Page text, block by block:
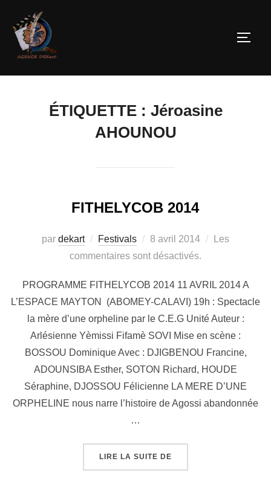
ÉTIQUETTE : Jéroasine
AHOUNOU
FITHELYCOB 2014
par dekart Festivals 8 avril 2014
Les
commentaires sont désactivés.
PROGRAMME FITHELYCOB 2014 11 AVRIL 2014 A
L’ESPACE MAYTON (ABOMEY-CALAVI) 19h : Spectacle
la mère d’une orpheline par le C.E.G Unité Auteur :
Arlésienne Yèmissi Fifamè SOVI Mise en scène :
BOSSOU Dominique Avec : DJIGBENOU Francine,
ADOUNSIBA Esther, SOTON Richard, HOUDE
Séraphine, DJOSSOU Félicienne LA MERE D’UNE
ORPHELINE nous narre l’histoire de Agossi abandonnée
…
LIRE LA SUITE DE